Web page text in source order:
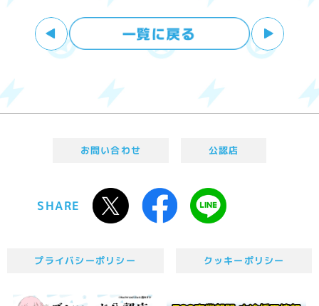
お問い合わせ 公認店
SHARE
プライバシーポリシー クッキーポリシー